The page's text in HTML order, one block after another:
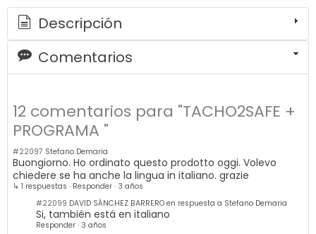
Descripción
Comentarios
12 comentarios para "TACHO2SAFE +
PROGRAMA "
#22097 Stefano Demaria
Buongiorno. Ho ordinato questo prodotto oggi. Volevo
chiedere se ha anche la lingua in italiano. grazie
↳ 1 respuestas · Responder · 3 años
#22099
DAVID SÁNCHEZ BARRERO en respuesta a Stefano Demaria
Si, también está en italiano
Responder · 3 años